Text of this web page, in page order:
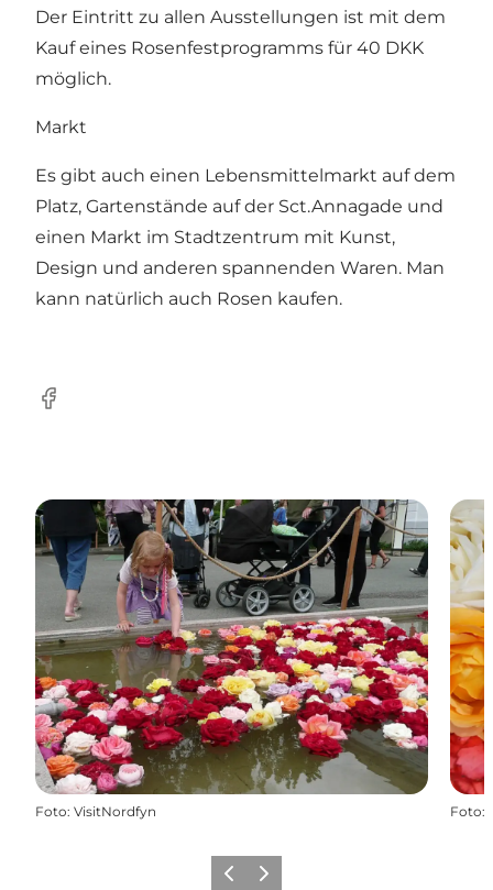
Der Eintritt zu allen Ausstellungen ist mit dem
Kauf eines Rosenfestprogramms für 40 DKK
möglich.
Markt
Es gibt auch einen Lebensmittelmarkt auf dem
Platz, Gartenstände auf der Sct.Annagade und
einen Markt im Stadtzentrum mit Kunst,
Design und anderen spannenden Waren. Man
kann natürlich auch Rosen kaufen.
Facebook
Foto: VisitNordfyn Foto:
Vorherige Folie
Nächste Folie